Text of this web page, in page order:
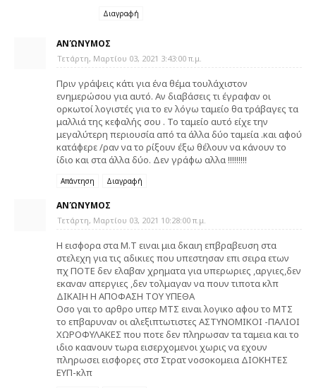
Διαγραφή
ΑΝΏΝΥΜΟΣ
Τετάρτη, Μαρτίου 03, 2021 3:43:00 π.μ.
Πριν γράψεις κάτι για ένα θέμα τουλάχιστον
ενημερώσου για αυτό. Αν διαβάσεις τι έγραφαν οι
ορκωτοί λογιστές για το εν λόγω ταμείο θα τράβαγες τα
μαλλιά της κεφαλής σου . Το ταμείο αυτό είχε την
μεγαλύτερη περιουσία από τα άλλα δύο ταμεία .και αφού
κατάφερε /ραν να το ρίξουν έξω θέλουν να κάνουν το
ίδιο και στα άλλα δύο. Δεν γράφω αλλα !!!!!!!!!
Απάντηση Διαγραφή
ΑΝΏΝΥΜΟΣ
Τετάρτη, Μαρτίου 03, 2021 10:28:00 π.μ.
Η εισφορα στα Μ.Τ ειναι μια δκαιη επβραβευση στα
στελεχη για τις αδικιες που υπεστησαν επι σειρα ετων
πχ ΠΟΤΕ δεν ελαβαν χρηματα για υπερωριες ,αργιες,δεν
εκαναν απεργιες ,δεν τολμαγαν να πουν τιποτα κλπ
ΔΙΚΑΙΗ Η ΑΠΟΦΑΣΗ ΤΟΥ ΥΠΕΘΑ
Οσο γαι το αρθρο υπερ ΜΤΣ ειναι λογικο αφου το ΜΤΣ
το επβαρυναν οι αλεξιπτωτιστες ΑΣΤΥΝΟΜΙΚΟΙ -ΠΑΛΙΟΙ
ΧΩΡΟΦΥΛΑΚΕΣ που ποτε δεν πληρωσαν τα ταμεια και το
ιδιο καανουν τωρα εισερχομενοι χωρις να εχουν
πληρωσει εισφορες στσ Στρατ νοσοκομεια ΔΙΟΚΗΤΕΣ
ΕΥΠ-κλπ